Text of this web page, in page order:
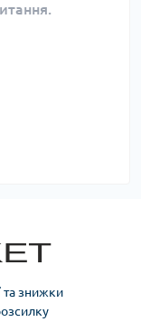
та знижки